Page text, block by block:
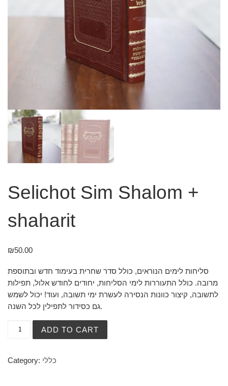
Selichot Sim Shalom +
shaharit
₪50.00
סליחות לימים הנוראים, כולל סדר שחרית בעימוד חדש ובתוספת
מרובה. כולל התעוררות לימי הסליחות, יחודים לחודש אלול, תפילות
לתשובה, קיצור כוונות הנסירה לעשרת ימי תשובה, ועוד! יכול לשמש
גם כסידור לתפילין לכל השנה.
ADD TO CART
Category: כללי